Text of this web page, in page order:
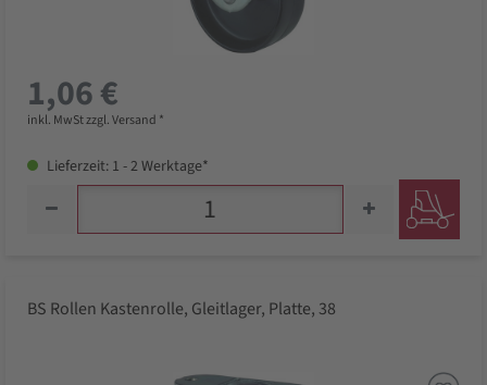
1,06 €
inkl. MwSt zzgl. Versand *
Lieferzeit: 1 - 2 Werktage*
BS Rollen Kastenrolle, Gleitlager, Platte, 38